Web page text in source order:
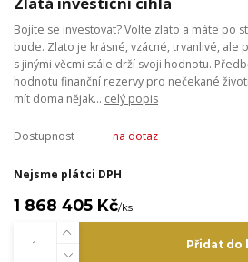
Bojíte se investovat? Volte zlato a máte po
bude. Zlato je krásné, vzácné, trvanlivé, ale
s jinými věcmi stále drží svoji hodnotu.
hodnotu finanční rezervy pro nečekané
mít doma nějak... celý popis
Dostupnost na dotaz
Nejsme plátci DPH
1 868 405 Kč/ks
Přidat do